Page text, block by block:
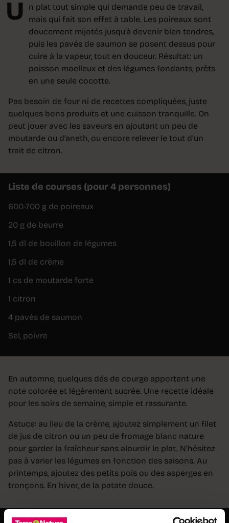
U
n plat tout simple qui demande peu de travail,
mais qui fait son effet à table. Les poireaux sont
doucement mijotés jusqu’à devenir bien tendres,
puis les pavés de saumon se posent dessus pour
cuire à la vapeur, tout en douceur. Résultat: un
poisson moelleux et des légumes fondants, prêts
en une seule cocotte.
Pas besoin de four ni de recettes compliquées, juste
quelques bons produits et une cuisson tranquille. On
peut jouer avec les saveurs en ajoutant un peu de
moutarde ou d’aneth, ou encore relever le tout d’un
trait de citron.
Liste de courses (pour 4 personnes)
600-700 g de poireaux
20 g de beurre
1,5 dl de bouillon de légumes
1,5 dl de crème
1 cs de moutarde forte
1 citron
4 pavés de saumon
Sel, poivre
En automne, quelques dés de courge apportent une
note colorée et légèrement sucrée. Une recette idéale
pour les soirs de semaine, simple et rassurante.
Astuce: au lieu de la crème, ajoutez simplement un filet
de jus de citron ou un peu de fromage blanc nature
pour garder la fraîcheur sans alourdir le plat. N’hésitez
pas à varier les légumes en fonction des saisons. Au
printemps, ajoutez des petits pois ou des asperges en
tronçons. En hiver, de la patate douce.